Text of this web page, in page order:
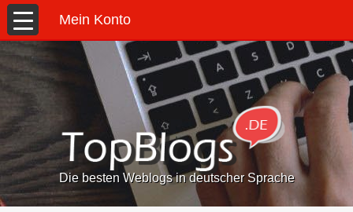
Mein Konto
Die besten Weblogs in deutscher Sprache